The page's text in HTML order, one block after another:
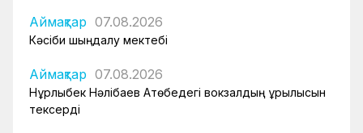
Аймақтар 07.08.2026
Кәсіби шыңдалу мектебі
Аймақтар 07.08.2026
Нұрлыбек Нәлібаев Ақтөбедегі вокзалдың құрылысын
тексерді